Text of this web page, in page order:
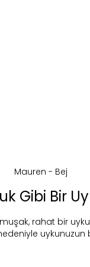
Gibi Bir
rahat bir
nedeniyle